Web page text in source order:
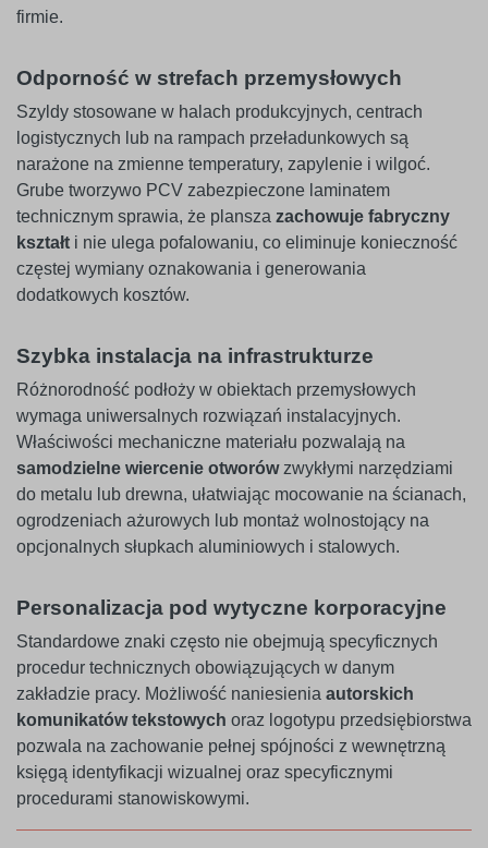
firmie.
Odporność w strefach przemysłowych
Szyldy stosowane w halach produkcyjnych, centrach
logistycznych lub na rampach przeładunkowych są
narażone na zmienne temperatury, zapylenie i wilgoć.
Grube tworzywo PCV zabezpieczone laminatem
technicznym sprawia, że plansza zachowuje fabryczny
kształt i nie ulega pofalowaniu, co eliminuje konieczność
częstej wymiany oznakowania i generowania
dodatkowych kosztów.
Szybka instalacja na infrastrukturze
Różnorodność podłoży w obiektach przemysłowych
wymaga uniwersalnych rozwiązań instalacyjnych.
Właściwości mechaniczne materiału pozwalają na
samodzielne wiercenie otworówzwykłymi narzędziami
do metalu lub drewna, ułatwiając mocowanie na ścianach,
ogrodzeniach ażurowych lub montaż wolnostojący na
opcjonalnych słupkach aluminiowych i stalowych.
Personalizacja pod wytyczne korporacyjne
Standardowe znaki często nie obejmują specyficznych
procedur technicznych obowiązujących w danym
zakładzie pracy. Możliwość naniesienia autorskich
komunikatów tekstowych oraz logotypu przedsiębiorstwa
pozwala na zachowanie pełnej spójności z wewnętrzną
księgą identyfikacji wizualnej oraz specyficznymi
procedurami stanowiskowymi.